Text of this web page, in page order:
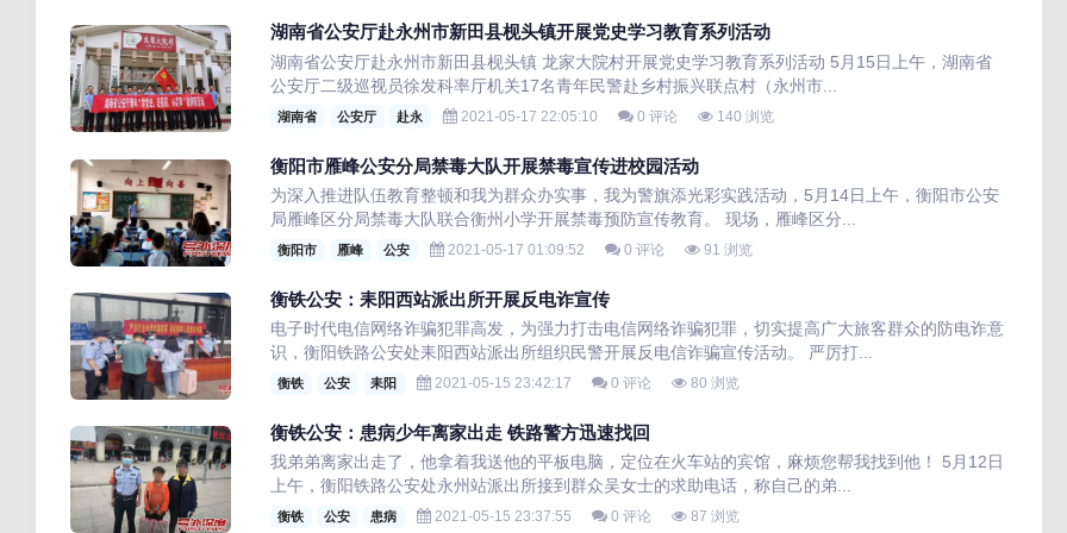
湖南省公安厅赴永州市新田县枧头镇开展党史学习教育系列活动
湖南省公安厅赴永州市新田县枧头镇 龙家大院村开展党史学习教育系列活动 5月15日上午，湖南省
公安厅二级巡视员徐发科率厅机关17名青年民警赴乡村振兴联点村（永州市...
湖南省 公安厅 赴永 2021-05-17 22:05:10 0 评论 140 浏览
衡阳市雁峰公安分局禁毒大队开展禁毒宣传进校园活动
为深入推进队伍教育整顿和我为群众办实事，我为警旗添光彩实践活动，5月14日上午，衡阳市公安
局雁峰区分局禁毒大队联合衡州小学开展禁毒预防宣传教育。 现场，雁峰区分...
衡阳市 雁峰 公安 2021-05-17 01:09:52 0 评论 91 浏览
衡铁公安：耒阳西站派出所开展反电诈宣传
电子时代电信网络诈骗犯罪高发，为强力打击电信网络诈骗犯罪，切实提高广大旅客群众的防电诈意
识，衡阳铁路公安处耒阳西站派出所组织民警开展反电信诈骗宣传活动。 严厉打...
衡铁 公安 耒阳 2021-05-15 23:42:17 0 评论 80 浏览
衡铁公安：患病少年离家出走 铁路警方迅速找回
我弟弟离家出走了，他拿着我送他的平板电脑，定位在火车站的宾馆，麻烦您帮我找到他！ 5月12日
上午，衡阳铁路公安处永州站派出所接到群众吴女士的求助电话，称自己的弟...
衡铁 公安 患病 2021-05-15 23:37:55 0 评论 87 浏览